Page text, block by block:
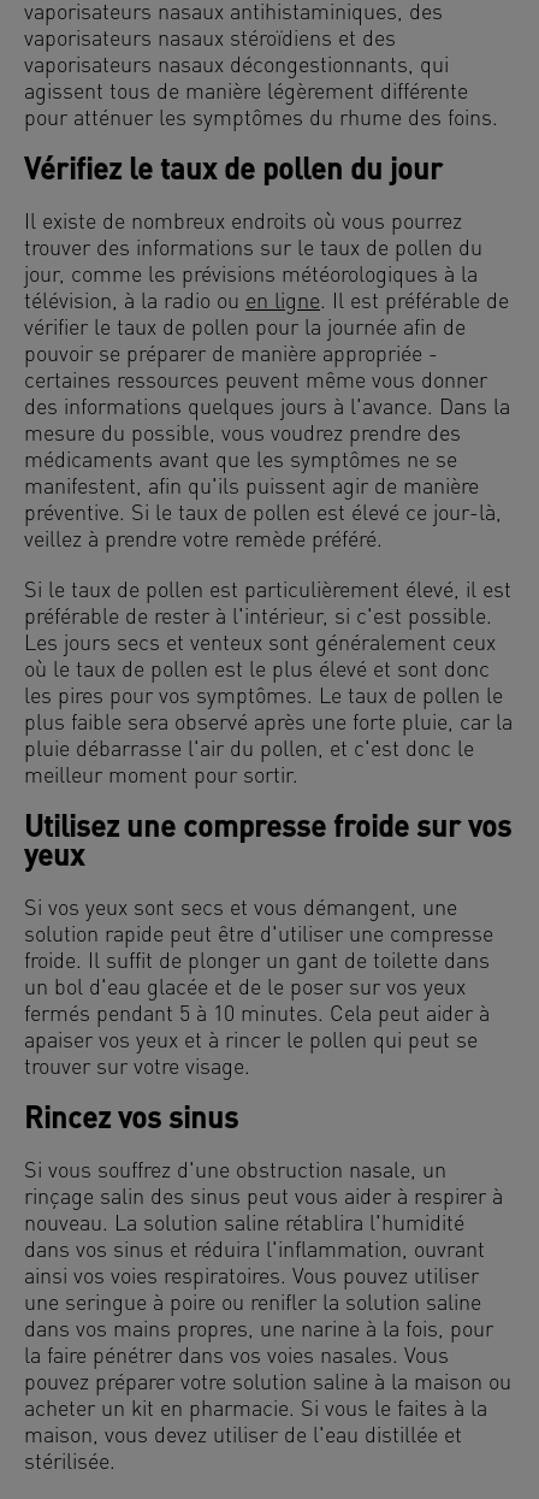
vaporisateurs nasaux antihistaminiques, des
vaporisateurs nasaux stéroïdiens et des
vaporisateurs nasaux décongestionnants, qui
agissent tous de manière légèrement différente
pour atténuer les symptômes du rhume des foins.
Vérifiez le taux de pollen du jour
Il existe de nombreux endroits où vous pourrez
trouver des informations sur le taux de pollen du
jour, comme les prévisions météorologiques à la
télévision, à la radio ou en ligne. Il est préférable de
vérifier le taux de pollen pour la journée afin de
pouvoir se préparer de manière appropriée -
certaines ressources peuvent même vous donner
des informations quelques jours à l'avance. Dans la
mesure du possible, vous voudrez prendre des
médicaments avant que les symptômes ne se
manifestent, afin qu'ils puissent agir de manière
préventive. Si le taux de pollen est élevé ce jour-là,
veillez à prendre votre remède préféré.
Si le taux de pollen est particulièrement élevé, il est
préférable de rester à l'intérieur, si c'est possible.
Les jours secs et venteux sont généralement ceux
où le taux de pollen est le plus élevé et sont donc
les pires pour vos symptômes. Le taux de pollen le
plus faible sera observé après une forte pluie, car la
pluie débarrasse l'air du pollen, et c'est donc le
meilleur moment pour sortir.
Utilisez une compresse froide sur vos
yeux
Si vos yeux sont secs et vous démangent, une
solution rapide peut être d'utiliser une compresse
froide. Il suffit de plonger un gant de toilette dans
un bol d'eau glacée et de le poser sur vos yeux
fermés pendant 5 à 10 minutes. Cela peut aider à
apaiser vos yeux et à rincer le pollen qui peut se
trouver sur votre visage.
Rincez vos sinus
Si vous souffrez d'une obstruction nasale, un
rinçage salin des sinus peut vous aider à respirer à
nouveau. La solution saline rétablira l'humidité
dans vos sinus et réduira l'inflammation, ouvrant
ainsi vos voies respiratoires. Vous pouvez utiliser
une seringue à poire ou renifler la solution saline
dans vos mains propres, une narine à la fois, pour
la faire pénétrer dans vos voies nasales. Vous
pouvez préparer votre solution saline à la maison ou
acheter un kit en pharmacie. Si vous le faites à la
maison, vous devez utiliser de l'eau distillée et
stérilisée.